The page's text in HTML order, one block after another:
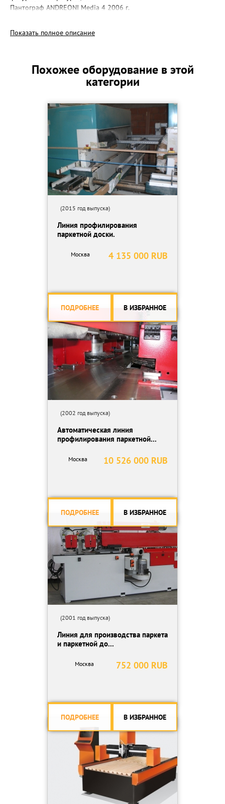
Пантограф ANDREONI Media 4 2006 г.
Длина, мм 2200
Высота, мм 1480
Мощность A 13
Обрабатываемый материал Массив дерева любого типа
Вес нетто, кг 980
Макс. выступание шпинделя, мм 65
В станке могут одновременно обрабатываться 4 заготовки
шириной 350 мм
Показать полное описание
Похожее оборудование в этой
категории
(2015 год выпуска)
Линия профилирования
паркетной доски.
4 135 000 RUB
Москва
ПОДРОБНЕЕ В ИЗБРАННОЕ
(2002 год выпуска)
Автоматическая линия
профилирования паркетной...
10 526 000 RUB
Москва
ПОДРОБНЕЕ В ИЗБРАННОЕ
(2001 год выпуска)
Линия для производства паркета
и паркетной до...
752 000 RUB
Москва
ПОДРОБНЕЕ В ИЗБРАННОЕ